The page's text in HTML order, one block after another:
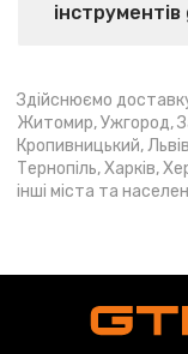
Здійснюємо
Житомир, Ужгород,
Кропивницький,
Тернопіль, Харків,
інші міста та